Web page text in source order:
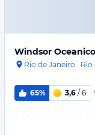
Windsor Oceanico
Rio de Janeiro · Rio
65% 3,6 / 6